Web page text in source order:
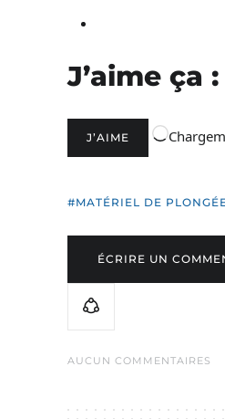
J’aime ça :
J’AIME
MATÉRIEL DE
ÉCRIRE UN
AUCUN COMMENTAIRES